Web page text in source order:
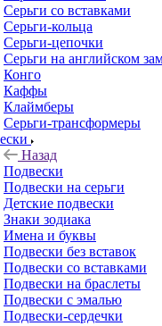
Серьги со вставками
Серьги-кольца
Серьги-цепочки
Серьги на английском
Конго
Каффы
Клаймберы
Серьги-трансформеры
Назад
Подвески
Подвески на серьги
Детские подвески
Знаки зодиака
Имена и буквы
Подвески без вставок
Подвески со вставками
Подвески на браслеты
Подвески с эмалью
Подвески-сердечки